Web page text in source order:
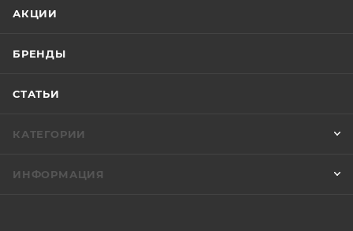
АКЦИИ
БРЕНДЫ
СТАТЬИ
КАТЕГОРИИ
ИНФОРМАЦИЯ